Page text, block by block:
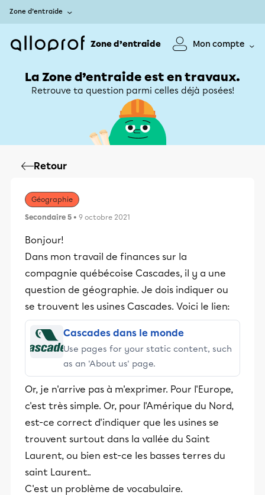
Zone d’entraide
Zone d’entraide Mon compte
La Zone d’entraide est en travaux.
Retrouve ta question parmi celles déjà posées!
Retour
Géographie
Secondaire 5 • 9 octobre 2021
Bonjour!
Dans mon travail de finances sur la
compagnie québécoise Cascades, il y a une
question de géographie. Je dois indiquer ou
se trouvent les usines Cascades. Voici le lien:
Cascades dans le monde
Use pages for your static content, such
as an 'About us' page.
Or, je n'arrive pas à m'exprimer. Pour l'Europe,
c'est très simple. Or, pour l'Amérique du Nord,
est-ce correct d'indiquer que les usines se
trouvent surtout dans la vallée du Saint
Laurent, ou bien est-ce les basses terres du
saint Laurent..
C'est un problème de vocabulaire.